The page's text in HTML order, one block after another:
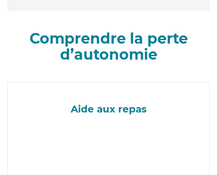
Comprendre la perte
d’autonomie
Aide aux repas